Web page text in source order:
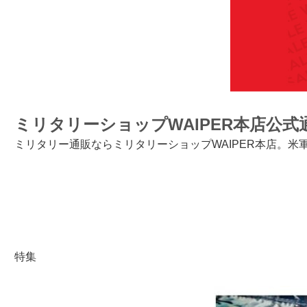
ミリタリーショップWAIPER本店公式
ミリタリー通販ならミリタリーショップWAIPER本店。米
特集